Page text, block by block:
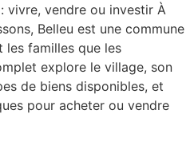
vivre, vendre ou investir À
Belleu est une commune
les familles que les
explore le village, son
de biens disponibles, et
pour acheter ou vendre